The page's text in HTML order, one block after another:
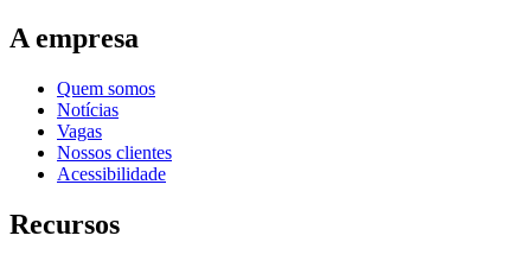
A empresa
Quem somos
Notícias
Vagas
Nossos clientes
Acessibilidade
Recursos